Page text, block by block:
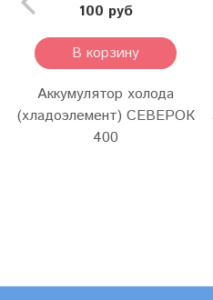
100 руб
В корзину
Аккумулятор холода
(хладоэлемент) СЕВЕРОК
400